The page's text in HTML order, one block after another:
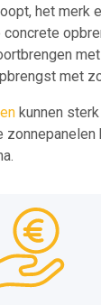
het merk
concrete
met
kunnen